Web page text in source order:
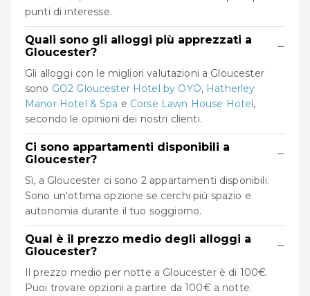
punti di interesse.
Quali sono gli alloggi più apprezzati a
Gloucester?
−
Gli alloggi con le migliori valutazioni a Gloucester
sono GO2 Gloucester Hotel by OYO, Hatherley
Manor Hotel & Spa e Corse Lawn House Hotel,
secondo le opinioni dei nostri clienti.
Ci sono appartamenti disponibili a
Gloucester?
−
Sì, a Gloucester ci sono 2 appartamenti disponibili.
Sono un'ottima opzione se cerchi più spazio e
autonomia durante il tuo soggiorno.
Qual è il prezzo medio degli alloggi a
Gloucester?
−
Il prezzo medio per notte a Gloucester è di 100€.
Puoi trovare opzioni a partire da 100€ a notte.